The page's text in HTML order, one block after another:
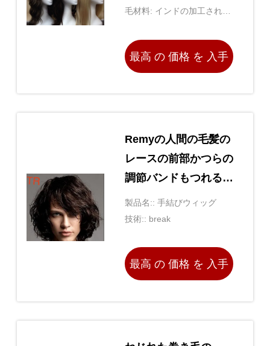
のレースの前部かつら
つら
毛材料: インドの加工されて
最高 の 価格 を 入手
Remyの人間の毛髪の
レースの前部かつらの
調節バンドもつれるこ
と
製品名:: 手結びウィッグ
技術:: break
最高 の 価格 を 入手